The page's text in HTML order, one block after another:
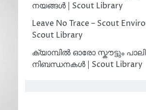
നയങ്ങൾ | Scout Library
Leave No Trace – Scout
Scout Library
ക്യാമ്പിൽ ഓരോ സ്കൗട്ടും
നിബന്ധനകൾ | Scout Library